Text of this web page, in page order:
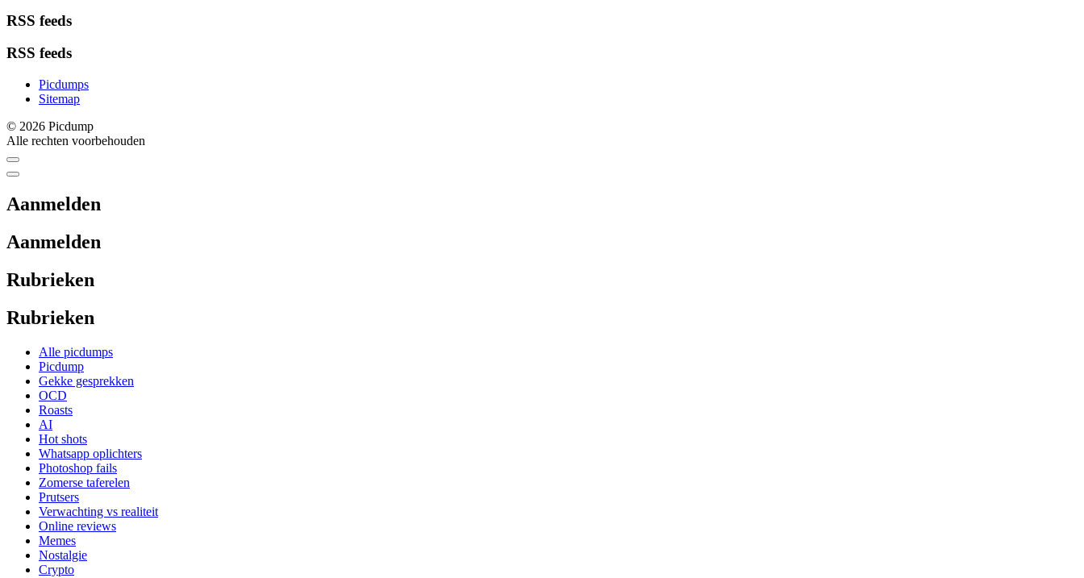
RSS feeds
RSS feeds
Picdumps
Sitemap
© 2026 Picdump
Alle rechten voorbehouden
Aanmelden
Aanmelden
Rubrieken
Rubrieken
Alle picdumps
Picdump
Gekke gesprekken
OCD
Roasts
AI
Hot shots
Whatsapp oplichters
Photoshop fails
Zomerse taferelen
Prutsers
Verwachting vs realiteit
Online reviews
Memes
Nostalgie
Crypto